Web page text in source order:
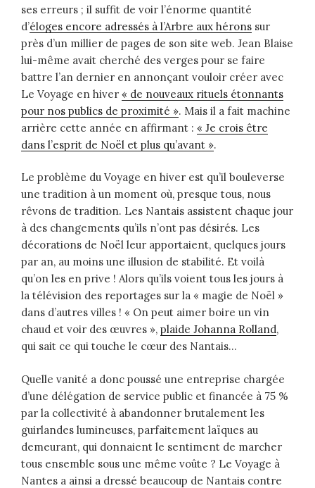
ses erreurs ; il suffit de voir l’énorme quantité
d’éloges encore adressés à l’Arbre aux hérons sur
près d’un millier de pages de son site web. Jean Blaise
lui-même avait cherché des verges pour se faire
battre l’an dernier en annonçant vouloir créer avec
Le Voyage en hiver « de nouveaux rituels étonnants
pour nos publics de proximité ». Mais il a fait machine
arrière cette année en affirmant : « Je crois être
dans l’esprit de Noël et plus qu’avant ».
Le problème du Voyage en hiver est qu’il bouleverse
une tradition à un moment où, presque tous, nous
rêvons de tradition. Les Nantais assistent chaque jour
à des changements qu’ils n’ont pas désirés. Les
décorations de Noël leur apportaient, quelques jours
par an, au moins une illusion de stabilité. Et voilà
qu’on les en prive ! Alors qu’ils voient tous les jours à
la télévision des reportages sur la « magie de Noël »
dans d’autres villes ! « On peut aimer boire un vin
chaud et voir des œuvres », plaide Johanna Rolland,
qui sait ce qui touche le cœur des Nantais…
Quelle vanité a donc poussé une entreprise chargée
d’une délégation de service public et financée à 75 %
par la collectivité à abandonner brutalement les
guirlandes lumineuses, parfaitement laïques au
demeurant, qui donnaient le sentiment de marcher
tous ensemble sous une même voûte ? Le Voyage à
Nantes a ainsi a dressé beaucoup de Nantais contre